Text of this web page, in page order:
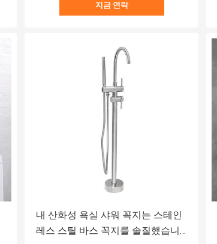
지금 연락
내 산화성 욕실 샤워 꼭지는 스테인
레스 스틸 바스 꼭지를 솔질했습니